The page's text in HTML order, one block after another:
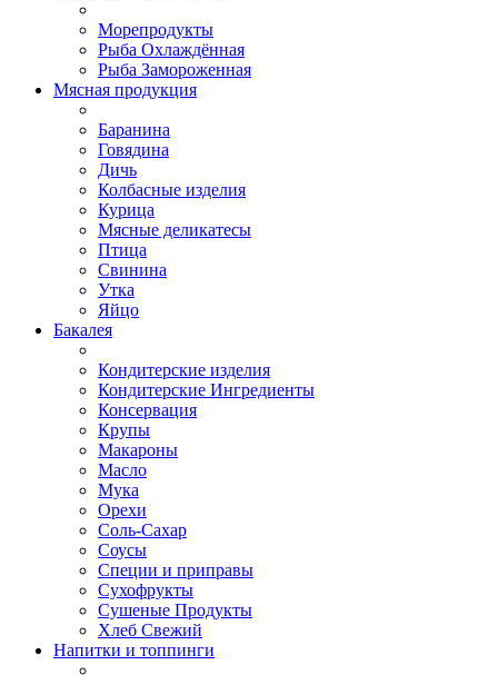
Морепродукты
Рыба Охлаждённая
Рыба Замороженная
Мясная продукция
Баранина
Говядина
Дичь
Колбасные изделия
Курица
Мясные деликатесы
Птица
Свинина
Утка
Яйцо
Бакалея
Кондитерские изделия
Кондитерские Ингредиенты
Консервация
Крупы
Макароны
Масло
Мука
Орехи
Соль-Сахар
Соусы
Специи и приправы
Сухофрукты
Сушеные Продукты
Хлеб Свежий
Напитки и топпинги